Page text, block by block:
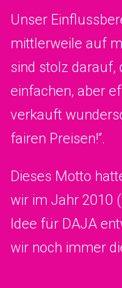
Unser
mittlerweile auf
sind stolz darauf,
einfachen, aber
verkauft
fairen Preisen!“.
Dieses Motto
wir im Jahr 2010
Idee für DAJA
wir noch immer